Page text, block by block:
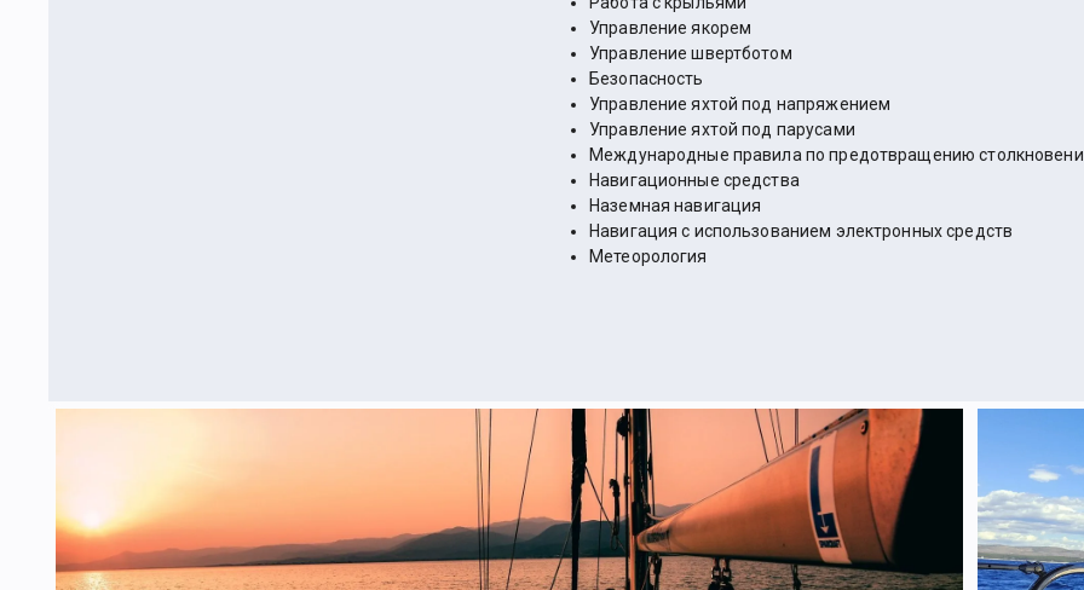
Управление якорем
Управление швертботом
Безопасность
Управление яхтой под напряжением
Управление яхтой под парусами
Международные правила по предотвращению
Навигационные средства
Наземная навигация
Навигация с использованием электронных средств
Метеорология